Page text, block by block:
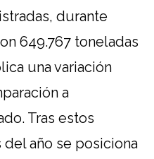
durante
649.767 toneladas
una variación
a
Tras estos
año se posiciona